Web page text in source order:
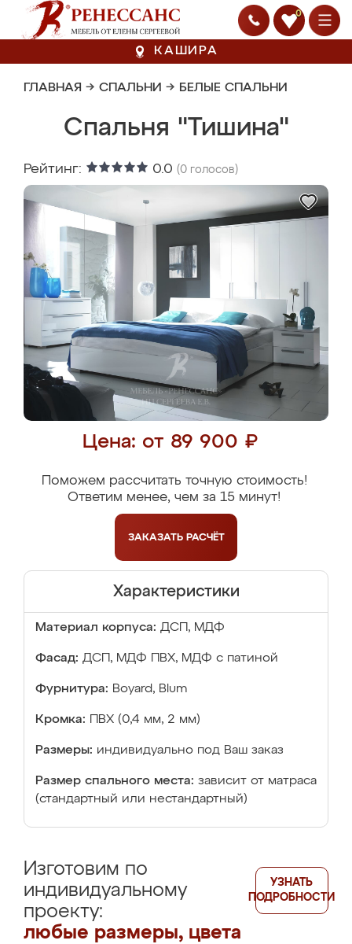
0
КАШИРА
ГЛАВНАЯ → СПАЛЬНИ → БЕЛЫЕ СПАЛЬНИ
Спальня "Тишина"
Рейтинг: 0.0 (0 голосов)
Цена: от 89 900 ₽
Поможем рассчитать точную стоимость!
Ответим менее, чем за 15 минут!
ЗАКАЗАТЬ РАСЧЁТ
Характеристики
Материал корпуса: ДСП, МДФ
Фасад: ДСП, МДФ ПВХ, МДФ с патиной
Фурнитура: Boyard, Blum
Кромка: ПВХ (0,4 мм, 2 мм)
Размеры: индивидуально под Ваш заказ
Размер спального места: зависит от матраса
(стандартный или нестандартный)
Изготовим по
индивидуальному
проекту:
любые размеры, цвета
УЗНАТЬ
ПОДРОБНОСТИ